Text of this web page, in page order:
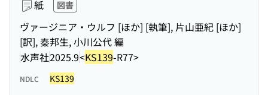
紙 図書
ヴァージニア・ウルフ [ほか] [執筆], 片山亜紀 [ほか]
[訳], 秦邦生, 小川公代 編
水声社2025.9<KS139-R77>
NDLC KS139